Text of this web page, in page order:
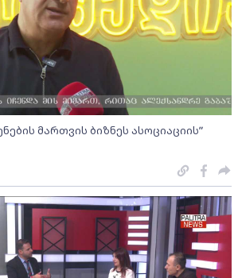
მართვის ბიზნეს ასოციაციის”